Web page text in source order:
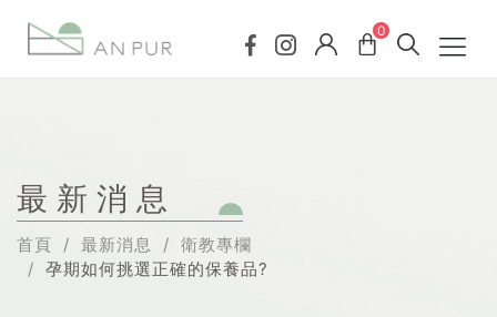
0
最新消息
首頁 最新消息
衛教專欄
孕期如何挑選正確的保養品?